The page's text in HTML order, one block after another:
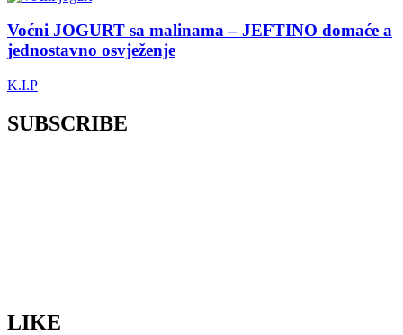
Voćni JOGURT sa malinama – JEFTINO domaće a
jednostavno osvježenje
K.I.P
SUBSCRIBE
LIKE